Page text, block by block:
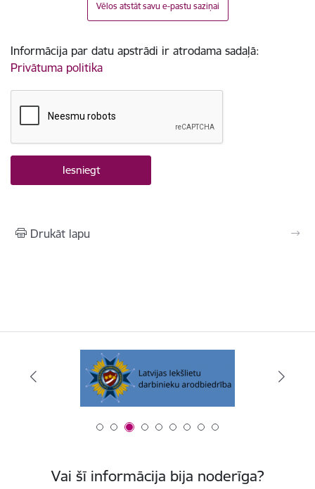
Vēlos atstāt savu e-pastu saziņai
Informācija par datu apstrādi ir atrodama sadaļā:
Privātuma politika
Drukāt lapu
Vai šī informācija bija noderīga?